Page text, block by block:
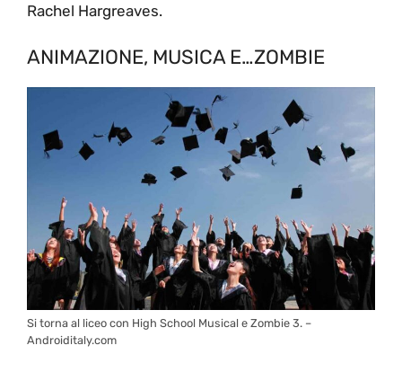
Rachel Hargreaves.
ANIMAZIONE, MUSICA E…ZOMBIE
Si torna al liceo con High School Musical e Zombie 3. –
Androiditaly.com